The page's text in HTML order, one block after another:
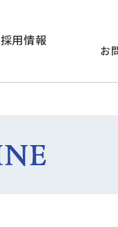
採用情報
お